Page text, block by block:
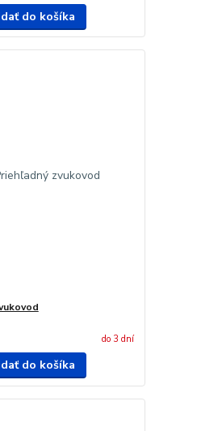
do košíka
do 3 dní
do košíka